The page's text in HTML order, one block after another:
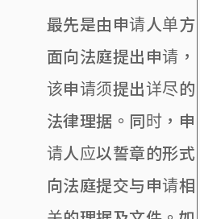
最先是由申请人单方
面向法庭提出申请，
该申请须提出详尽的
法律理据。同时，申
请人应以誓章的形式
向法庭提交与申请相